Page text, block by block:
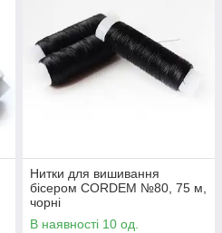
Нитки для вишивання
бісером CORDEM №80, 75 м,
чорні
В наявності 10 од.